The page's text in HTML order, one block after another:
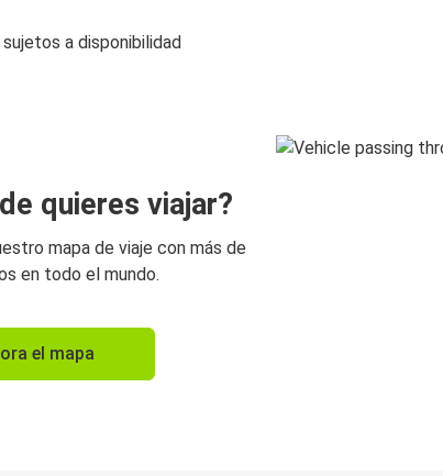
a disponibilidad
quieres viajar?
mapa de viaje con más de
en todo el mundo.
el mapa